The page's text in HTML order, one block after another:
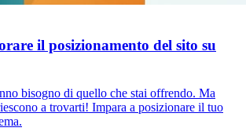
il posizionamento del sito su
bisogno di quello che stai offrendo. Ma
a trovarti! Impara a posizionare il tuo